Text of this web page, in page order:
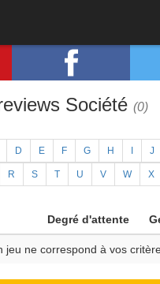
Société (0)
D E F G H J
R S T U V W X
Degré d'attente
jeu ne correspond à vos